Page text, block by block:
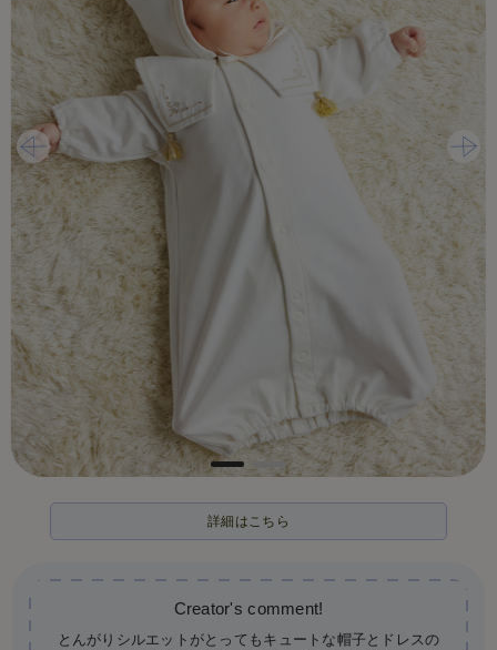
詳細はこちら
とんがりシルエットがとってもキュートな帽子とドレスの